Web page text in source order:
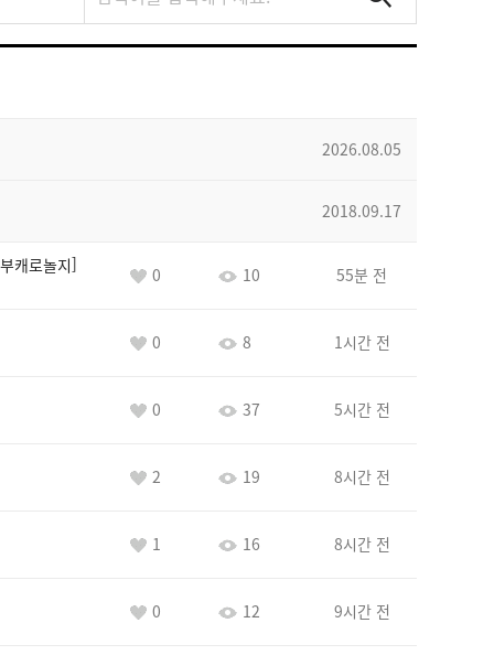
2026.08.05
2018.09.17
캐로놀지 0 10 55분 전
0 8 1시간 전
0 37 5시간 전
2 19 8시간 전
1 16 8시간 전
0 12 9시간 전